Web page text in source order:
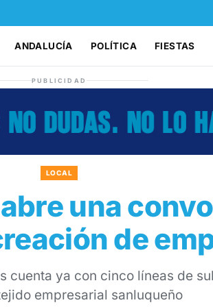
ANDALUCÍA POLÍTICA FIESTAS
PUBLICIDAD
LOCAL
una
de
cuenta ya con cinco líneas de
empresarial sanluqueño